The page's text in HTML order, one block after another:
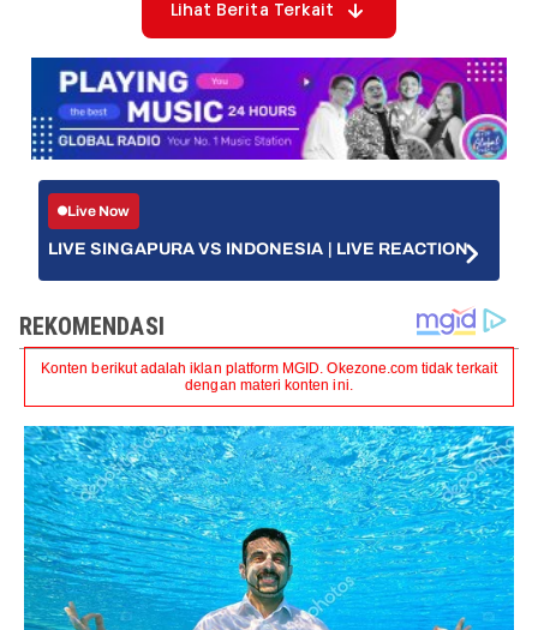
Lihat Berita Terkait
Live Now
LIVE SINGAPURA VS INDONESIA | LIVE REACTION